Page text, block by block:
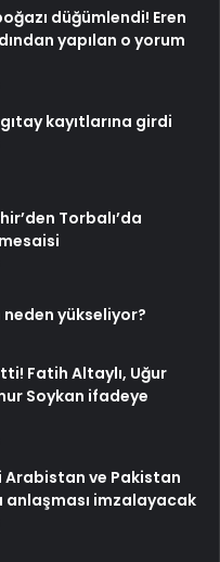
düğümlendi! Eren
yapılan o yorum
kayıtlarına girdi
Torbalı’da
mesaisi
yükseliyor?
Fatih Altaylı, Uğur
Soykan ifadeye
Arabistan ve Pakistan
anlaşması imzalayacak